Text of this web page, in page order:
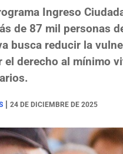
Ingreso
de 87 mil personas
busca reducir la
el derecho al mínimo
24 DE DICIEMBRE DE 2025